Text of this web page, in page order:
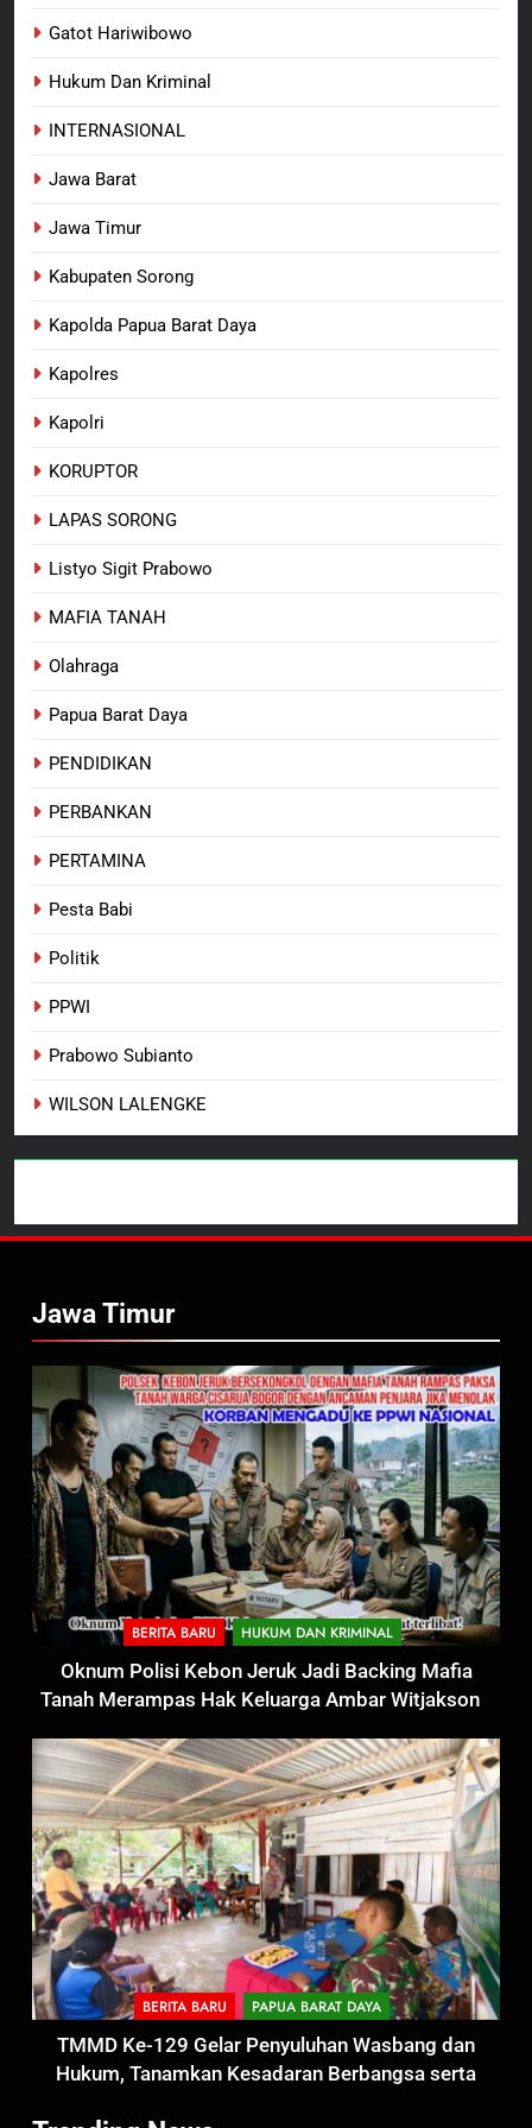
bagi Mama-Mama dan Anak-
BERITA BARU
Gatot Hariwibowo
Hukum Dan Kriminal
INTERNASIONAL
Jawa Barat
Jawa Timur
Kabupaten Sorong
Kapolda Papua Barat Daya
Kapolres
Kapolri
KORUPTOR
LAPAS SORONG
Listyo Sigit Prabowo
MAFIA TANAH
Olahraga
Papua Barat Daya
PENDIDIKAN
PERBANKAN
PERTAMINA
Pesta Babi
Politik
PPWI
Prabowo Subianto
WILSON LALENGKE
Jawa Timur
BERITA BARU HUKUM DAN KRIMINAL
Oknum Polisi Kebon Jeruk Jadi Backing Mafia
Tanah Merampas Hak Keluarga Ambar Witjaksono
BERITA BARU PAPUA BARAT DAYA
TMMD Ke-129 Gelar Penyuluhan Wasbang dan
Hukum, Tanamkan Kesadaran Berbangsa serta
5
Perkuat Sinergitas Ulama dan
Umara Melalui Program Rabu